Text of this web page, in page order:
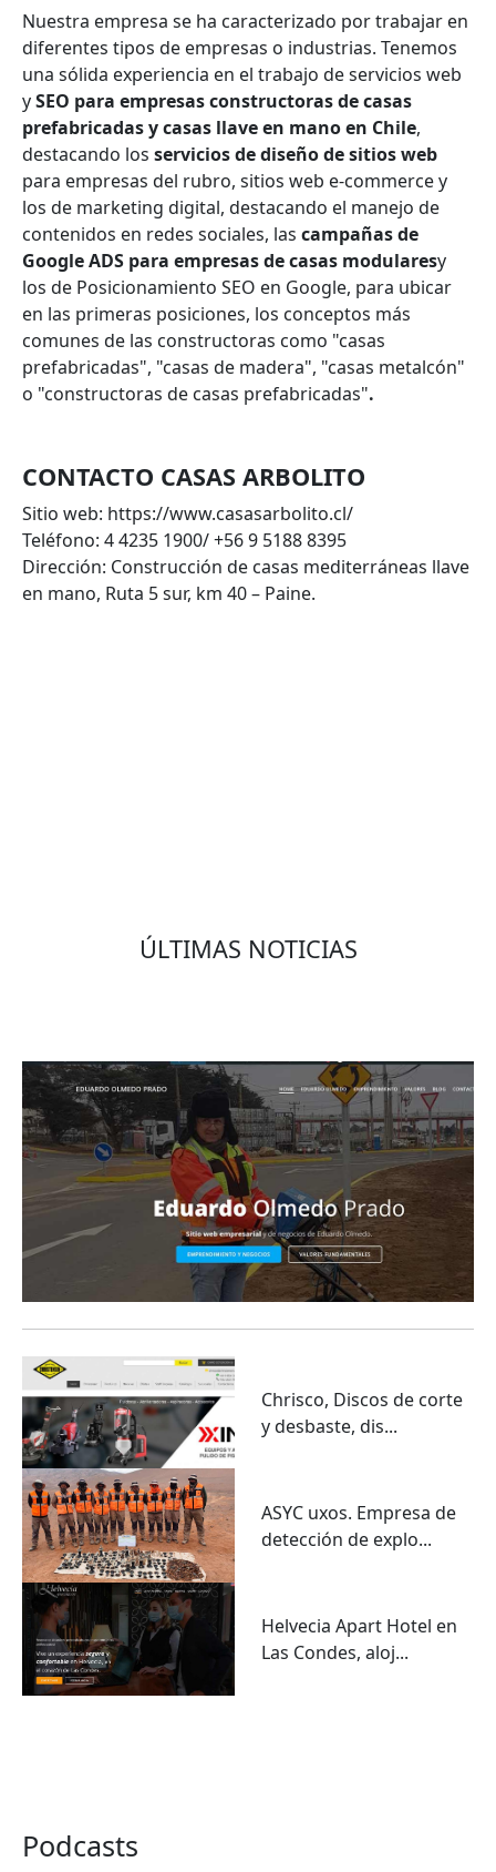
Nuestra empresa se ha caracterizado por trabajar en
diferentes tipos de empresas o industrias. Tenemos
una sólida experiencia en el trabajo de servicios web
ySEO para empresas constructoras de casas
prefabricadas y casas llave en mano en Chile,
destacando los servicios de diseño de sitios web
para empresas del rubro, sitios web e-commerce y
los de marketing digital, destacando el manejo de
contenidos en redes sociales, las campañas de
Google ADS para empresas de casas modularesy
los de Posicionamiento SEO en Google, para ubicar
en las primeras posiciones, los conceptos más
comunes de las constructoras como "casas
prefabricadas", "casas de madera", "casas metalcón"
o "constructoras de casas prefabricadas".
CONTACTO CASAS ARBOLITO
Sitio web: https://www.casasarbolito.cl/
Teléfono: 4 4235 1900/ +56 9 5188 8395
Dirección: Construcción de casas mediterráneas llave
en mano, Ruta 5 sur, km 40 – Paine.
ÚLTIMAS NOTICIAS
Chrisco, Discos de corte
y desbaste, dis...
ASYC uxos. Empresa de
detección de explo...
Helvecia Apart Hotel en
Las Condes, aloj...
Podcasts